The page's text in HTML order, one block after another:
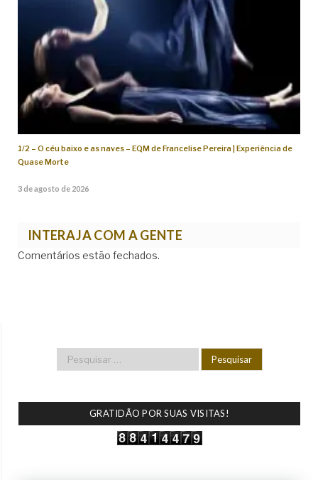
1/2 – O céu baixo e as naves – EQM de Francelise Pereira | Experiência de
Quase Morte
3 de agosto de 2026
INTERAJA COM A GENTE
Comentários estão fechados.
GRATIDÃO POR SUAS VISITAS!